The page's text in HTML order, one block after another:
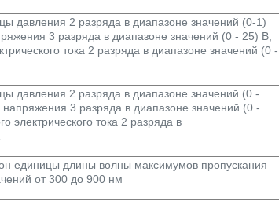
давления 2 разряда в диапазоне значений (0-1)
3 разряда в диапазоне значений (0 - 25) В,
тока 2 разряда в диапазоне значений (0 -
давления 2 разряда в диапазоне значений (0 -
3 разряда в диапазоне значений (0 -
электрического тока 2 разряда в
единицы длины волны максимумов пропускания
от 300 до 900 нм